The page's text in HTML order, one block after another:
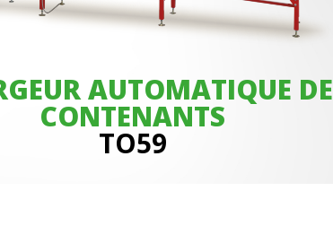
AUTOMATIQUE DE
CONTENANTS
TO59